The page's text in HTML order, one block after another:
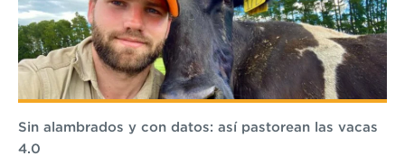
Sin alambrados y con datos: así pastorean las vacas
4.0